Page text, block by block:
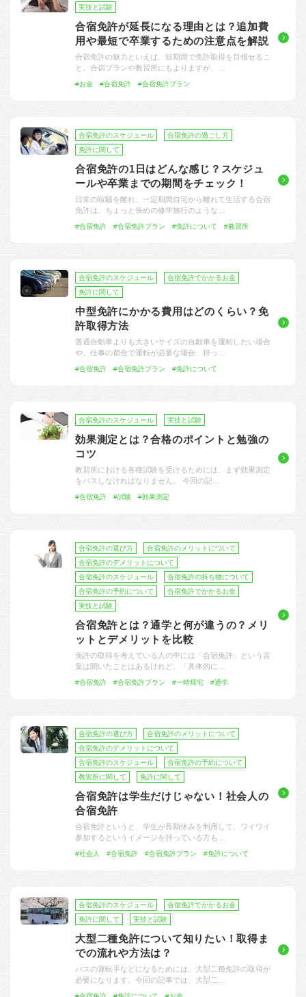
大型特殊+けん引
大型車+大型特殊+けん引
停止処分を受けた方の再取得
全国の運転免許センター・試験場一覧
実技と試験
合宿免許が延長になる理由とは？追加費
用や最短で卒業するための注意点を解説
合宿免許の魅力といえば、短期間で免許取得を目指せるこ
と。合宿プランや教習所にもよりますが、…
#お金 #合宿免許 #合宿免許プラン
合宿免許のスケジュール
合宿免許の過ごし方
免許に関して
合宿免許の1日はどんな感じ？スケジュ
ールや卒業までの期間をチェック！
日常の喧騒を離れ、一定期間自宅から離れて生活する合宿
免許は、ちょっと長めの修学旅行のような…
#合宿免許 #合宿免許プラン #免許について #教習所
合宿免許のスケジュール
合宿免許でかかるお金
免許に関して
中型免許にかかる費用はどのくらい？免
許取得方法
普通自動車よりも大きいサイズの自動車を運転したい場合
や、仕事の都合で運転が必要な場合、持っ…
#合宿免許 #合宿免許プラン #免許について
合宿免許のスケジュール 実技と試験
効果測定とは？合格のポイントと勉強の
コツ
教習所における各種試験を受けるためには、まず効果測定
をパスしなければなりません。 今回の記…
#合宿免許 #試験 #効果測定
合宿免許の選び方
合宿免許のメリットについて
合宿免許のデメリットについて
合宿免許のスケジュール
合宿免許の持ち物について
合宿免許の予約について
合宿免許でかかるお金
実技と試験
合宿免許とは？通学と何が違うの？メリ
ットとデメリットを比較
免許の取得を考えている人の中には「合宿免許」という言
葉は聞いたことはあるけれど、「具体的に…
#合宿免許 #合宿免許プラン #一時帰宅 #通学
合宿免許の選び方
合宿免許のメリットについて
合宿免許のデメリットについて
合宿免許のスケジュール
合宿免許の予約について
教習所に関して
免許に関して
合宿免許は学生だけじゃない！社会人の
合宿免許
合宿免許というと、学生が長期休みを利用して、ワイワイ
参加するというイメージを持っている方も…
#社会人 #合宿免許 #合宿免許プラン #免許について
合宿免許のスケジュール
合宿免許でかかるお金
免許に関して
実技と試験
大型二種免許について知りたい！取得ま
での流れや方法は？
バスの運転手などになるためには、大型二種免許の取得が
必要になります。今回の記事では、大型二…